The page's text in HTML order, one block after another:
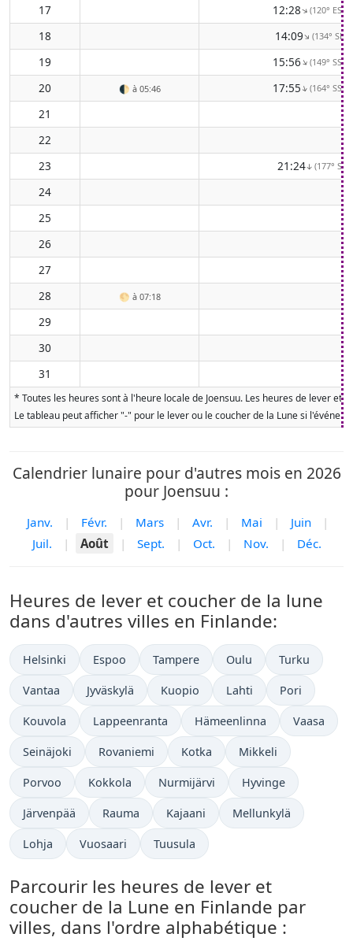
17 12:28↑(120° ESE)
18 14:09↑(134° SE)
19 15:56↑(149° SSE)
20 🌓 à 05:46 17:55↑ (164° SSE)
21
22
23
21:24↑ (177° S)
24
25
26
27
28
🌕 à 07:18
29
30
31
* Toutes les heures sont à l'heure locale de Joensuu. Les heures de lever
Le tableau peut afficher "-" pour le lever ou le coucher de la Lune si
Calendrier lunaire pour d'autres mois en 2026
pour Joensuu :
Janv. | Févr. | Mars | Avr. | Mai | Juin
|
Juil.
| Août | Sept. | Oct. | Nov. | Déc.
Heures de lever et coucher de la lune
dans d'autres villes en Finlande:
Helsinki Espoo Tampere Oulu Turku
Vantaa Jyväskylä Kuopio Lahti Pori
Kouvola Lappeenranta Hämeenlinna Vaasa
Seinäjoki Rovaniemi Kotka Mikkeli
Porvoo Kokkola Nurmijärvi Hyvinge
Järvenpää Rauma Kajaani Mellunkylä
Lohja Vuosaari Tuusula
Parcourir les heures de lever et
coucher de la Lune en Finlande par
villes, dans l'ordre alphabétique :